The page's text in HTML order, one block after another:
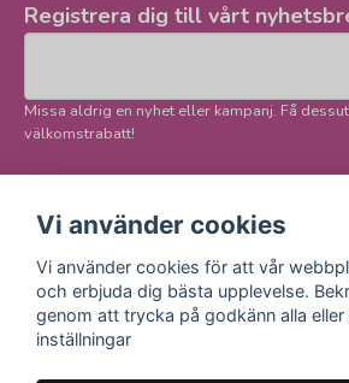
Registrera dig till vårt
Missa aldrig en nyhet eller kampanj. Få
välkomstrabatt!
sociala medier!
Facebook
Instagram
Youtube
E-handel
Vi använder cookies
Vi använder cookies för att vår
och erbjuda dig bästa upplevelse.
genom att trycka på godkänn alla eller
inställningar